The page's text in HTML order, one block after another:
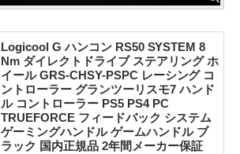
Logicool G ハンコン RS50 SYSTEM 8
Nm ダイレクトドライブ ステアリング ホ
イール GRS-CHSY-PSPC レーシング コ
ントローラー グランツーリスモ7 ハンド
ル コントローラー PS5 PS4 PC
TRUEFORCE フィードバック システム
ゲーミングハンドル ゲームハンドル ブ
ラック 国内正規品 2年間メーカー保証